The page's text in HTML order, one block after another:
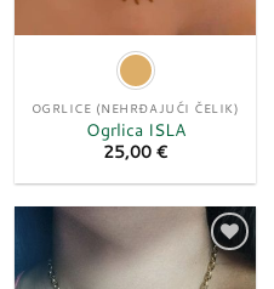
OGRLICE (NEHRĐAJUĆI ČELIK)
Ogrlica ISLA
25,00 €
Dodaj